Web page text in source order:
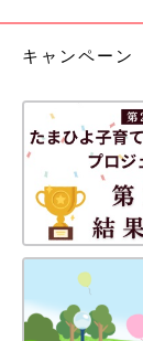
キャンペーン